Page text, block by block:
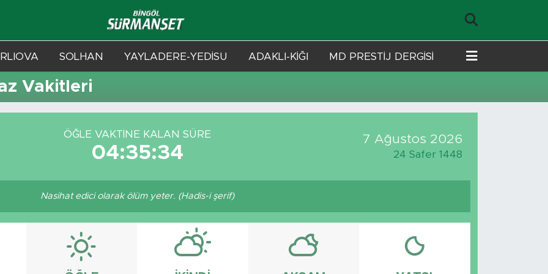
SOLHAN YAYLADERE-YEDİSU ADAKLI-KİĞI MD PRESTİJ DERGİSİ
Vakitleri
ÖĞLE VAKTINE KALAN SÜRE
04:35:34
7 Ağustos 2026
24 Safer 1448
Nasihat edici olarak ölüm yeter. (Hadis-i şerif)